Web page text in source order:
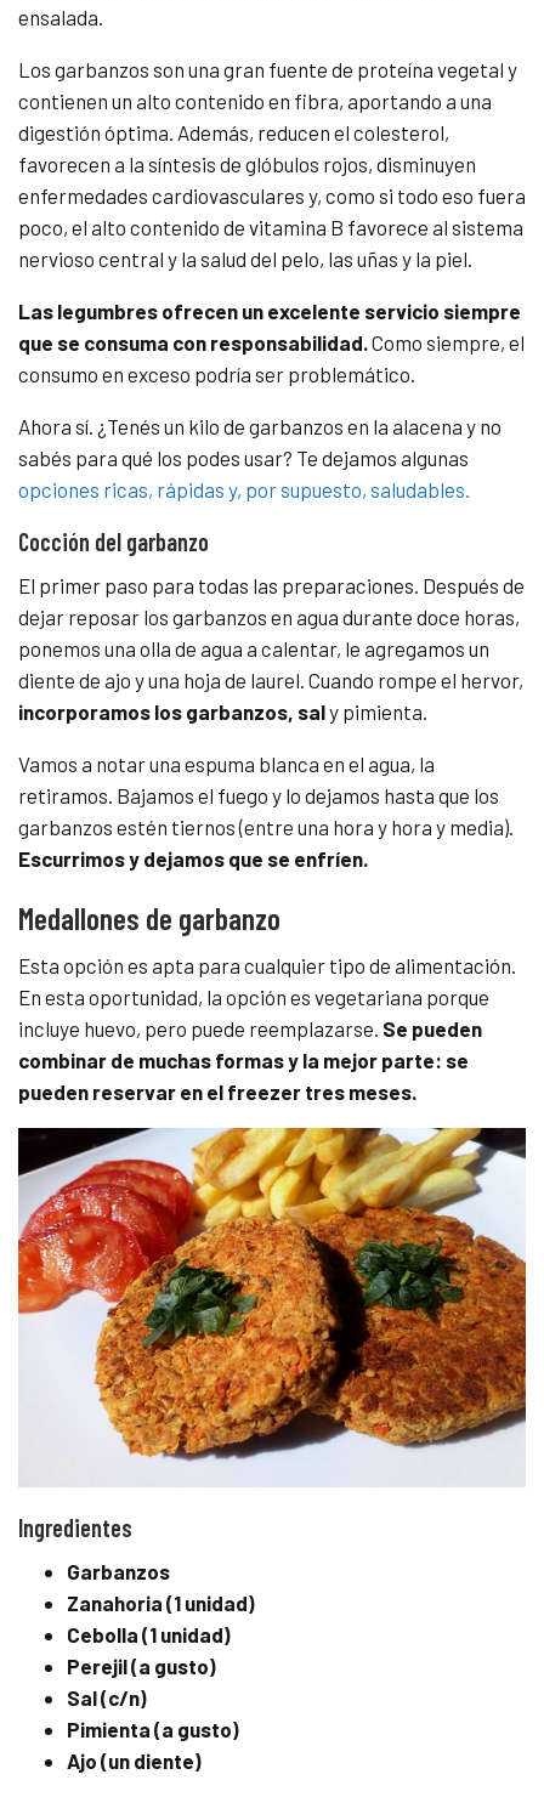
ensalada.
Los garbanzos son una gran fuente de proteína vegetal y
contienen un alto contenido en fibra, aportando a una
digestión óptima. Además, reducen el colesterol,
favorecen a la síntesis de glóbulos rojos, disminuyen
enfermedades cardiovasculares y, como si todo eso fuera
poco, el alto contenido de vitamina B favorece al sistema
nervioso central y la salud del pelo, las uñas y la piel.
Las legumbres ofrecen un excelente servicio siempre
que se consuma con responsabilidad.Como siempre, el
consumo en exceso podría ser problemático.
Ahora sí. ¿Tenés un kilo de garbanzos en la alacena y no
sabés para qué los podes usar? Te dejamos algunas
opciones ricas, rápidas y, por supuesto, saludables.
Cocción del garbanzo
El primer paso para todas las preparaciones. Después de
dejar reposar los garbanzos en agua durante doce horas,
ponemos una olla de agua a calentar, le agregamos un
diente de ajo y una hoja de laurel. Cuando rompe el hervor,
incorporamos los garbanzos, saly pimienta.
Vamos a notar una espuma blanca en el agua, la
retiramos. Bajamos el fuego y lo dejamos hasta que los
garbanzos estén tiernos (entre una hora y hora y media).
Escurrimos y dejamos que se enfríen.
Medallones de garbanzo
Esta opción es apta para cualquier tipo de alimentación.
En esta oportunidad, la opción es vegetariana porque
incluye huevo, pero puede reemplazarse. Se pueden
combinar de muchas formas y la mejor parte: se
pueden reservar en el freezer tres meses.
Ingredientes
Garbanzos
Zanahoria (1 unidad)
Cebolla (1 unidad)
Perejil (a gusto)
Sal (c/n)
Pimienta (a gusto)
Ajo (un diente)